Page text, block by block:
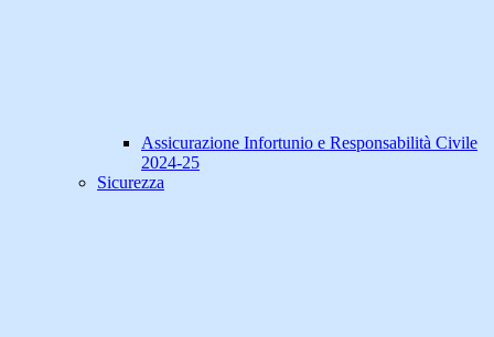
Assicurazione Infortunio e Responsabilità Civile
2024-25
Sicurezza